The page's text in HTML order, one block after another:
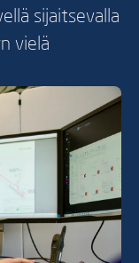
sijaitsevalla
vielä